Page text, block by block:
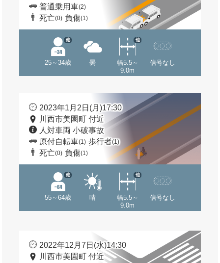
普通乗用車(2)
死亡(0) 負傷(1)
25～34歳
他
曇
幅5.5～
9.0m
他
信号なし
2023年1月2日(月)17:30
川西市美園町 付近
人対車両 小破事故
原付自転車(1) 歩行者(1)
死亡(0) 負傷(1)
55～64歳
他
晴
幅5.5～
9.0m
他
信号なし
2022年12月7日(水)14:30
川西市美園町 付近